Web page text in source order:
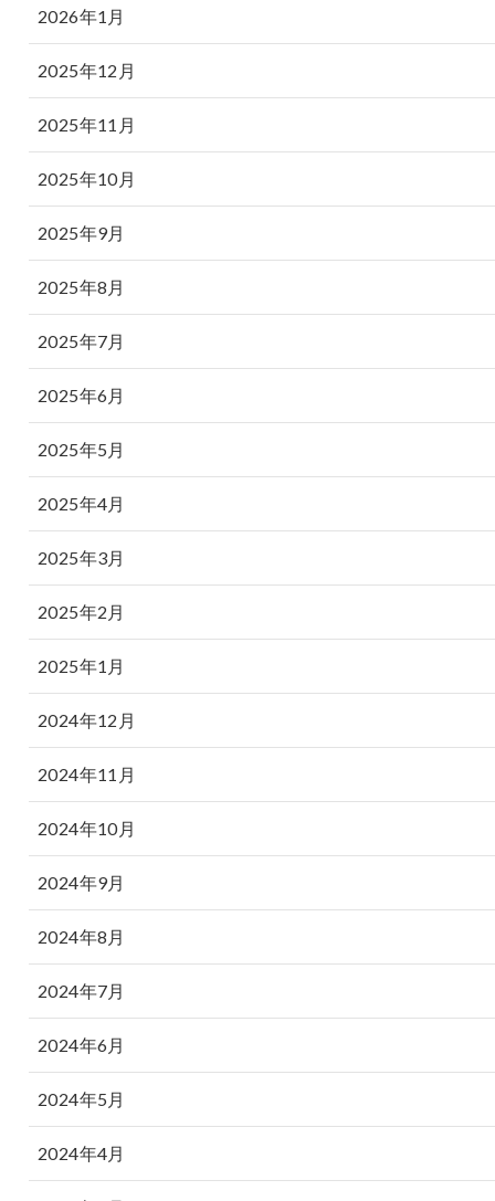
2026年1月
2025年12月
2025年11月
2025年10月
2025年9月
2025年8月
2025年7月
2025年6月
2025年5月
2025年4月
2025年3月
2025年2月
2025年1月
2024年12月
2024年11月
2024年10月
2024年9月
2024年8月
2024年7月
2024年6月
2024年5月
2024年4月